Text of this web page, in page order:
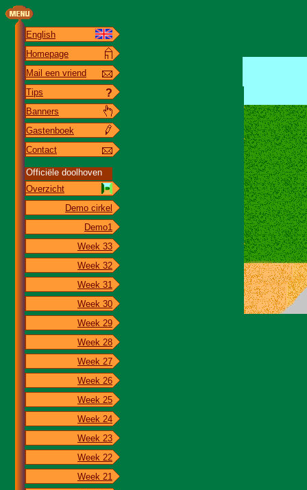
English
Homepage
Mail een vriend
Tips
?
Banners
Gastenboek
Contact
Officiële doolhoven
Overzicht
Demo cirkel
Demo1
Week 33
Week 32
Week 31
Week 30
Week 29
Week 28
Week 27
Week 26
Week 25
Week 24
Week 23
Week 22
Week 21